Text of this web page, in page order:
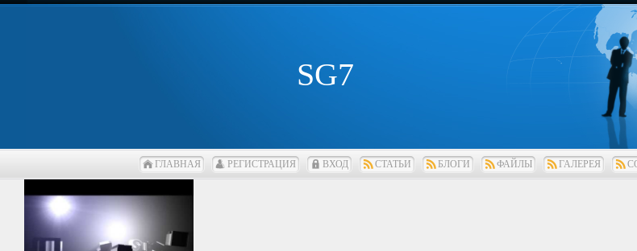
SG7
ГЛАВНАЯ РЕГИСТРАЦИЯ ВХОД СТАТЬИ БЛОГИ ФАЙЛЫ ГАЛЕРЕЯ